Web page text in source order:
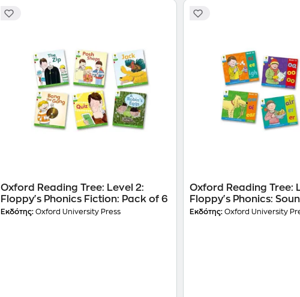
Oxford Reading Tree: Level 2:
Floppy's Phonics Fiction: Pack of 6
Εκδότης: Oxford University Press
Oxford Reading Tree:
Floppy's Phonics:
Pack of 6
Εκδότης: Oxford University